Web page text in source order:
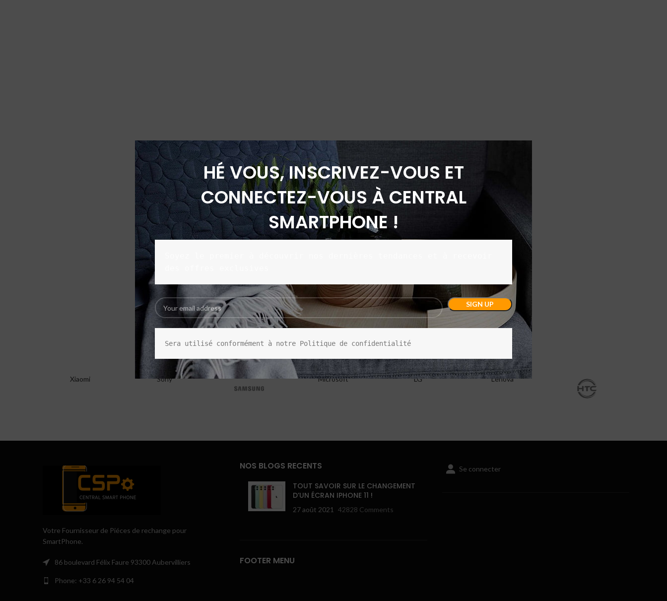
HÉ VOUS, INSCRIVEZ-VOUS ET
CONNECTEZ-VOUS À CENTRAL
SMARTPHONE !
Sera utilisé conformément à notre Politique de confidentialité
Xiaomi Sony Microsoft LG Lenova
Votre Fournisseur de Piéces de rechange pour
SmartPhone.
86 boulevard Félix Faure 93300 Aubervilliers
Phone: +33 6 26 94 54 04
NOS BLOGS RECENTS
TOUT SAVOIR SUR LE CHANGEMENT
D’UN ÉCRAN IPHONE 11 !
27 août 2021 42828 Comments
FOOTER MENU
Se connecter